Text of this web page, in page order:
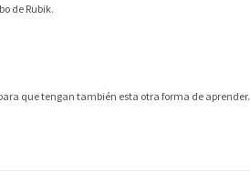
de Rubik.
que tengan también esta otra forma de aprender.